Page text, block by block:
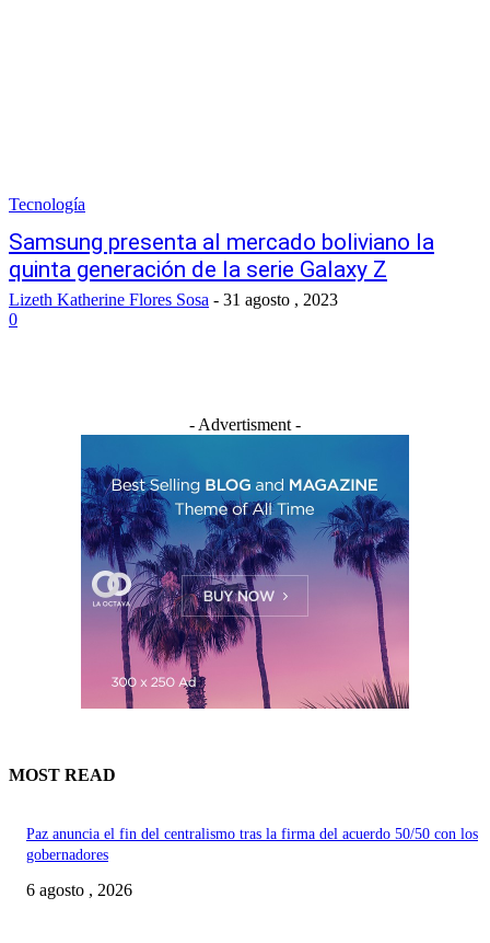
Tecnología
Samsung presenta al mercado boliviano la
quinta generación de la serie Galaxy Z
Lizeth Katherine Flores Sosa - 31 agosto , 2023
0
- Advertisment -
MOST READ
Paz anuncia el fin del centralismo tras la firma del acuerdo 50/50 con los
gobernadores
6 agosto , 2026